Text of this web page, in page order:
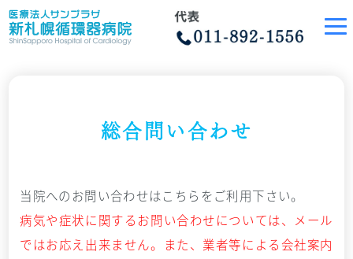
総合問い合わせ
当院へのお問い合わせはこちらをご利用下さい。
病気や症状に関するお問い合わせについては、メール
ではお応え出来ません。
また、業者等による会社案内